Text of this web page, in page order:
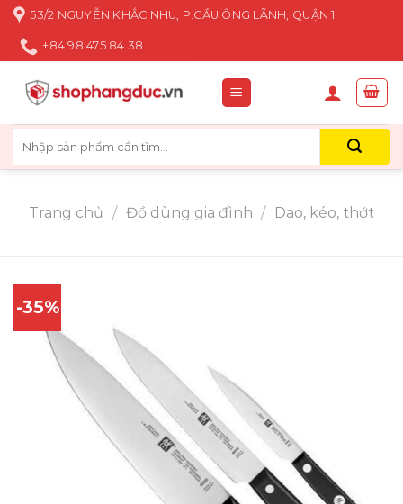
Skip
content
53/2 NGUYỄN KHẮC NHU, P.CẦU ÔNG LÃNH, QUẬN 1
+84 98 475 84 38
kiếm:
Trang chủ / Đồ dùng gia đình / Dao, kéo, thớt
-35%